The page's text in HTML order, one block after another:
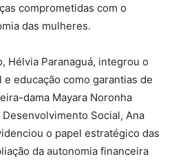
comprometidas com o
das mulheres.
Hélvia Paranaguá, integrou o
e educação como garantias de
dama Mayara Noronha
Social, Ana
o papel estratégico das
da autonomia financeira